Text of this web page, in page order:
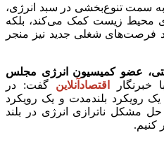
سمت تنوع‌بخشی در سبد انرژی،
محیط زیست کمک می‌کند، بلکه
فرصت‌های شغلی جدید نیز منجر
عضو کمیسیون انرژی مجلس
خبرنگار اقتصادآنلاین گفت: در
رویکرد بلندمدت و یک رویکرد
مشکل ناترازی انرژی در بلند
کنیم.